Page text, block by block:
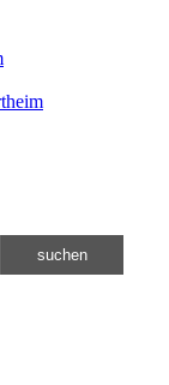
suchen